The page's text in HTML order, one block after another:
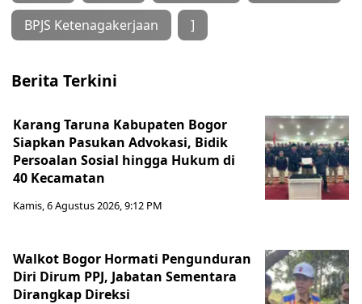
BPJS Ketenagakerjaan ]
Berita Terkini
Karang Taruna Kabupaten Bogor
Siapkan Pasukan Advokasi, Bidik
Persoalan Sosial hingga Hukum di
40 Kecamatan
Kamis, 6 Agustus 2026, 9:12 PM
Walkot Bogor Hormati Pengunduran
Diri Dirum PPJ, Jabatan Sementara
Dirangkap Direksi